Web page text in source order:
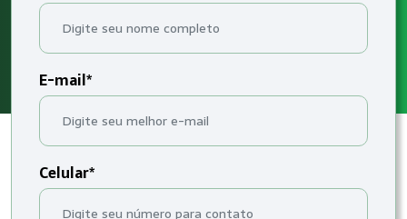
E-mail*
Celular*